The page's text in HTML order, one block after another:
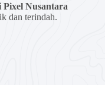
Pixel Nusantara
dan terindah.